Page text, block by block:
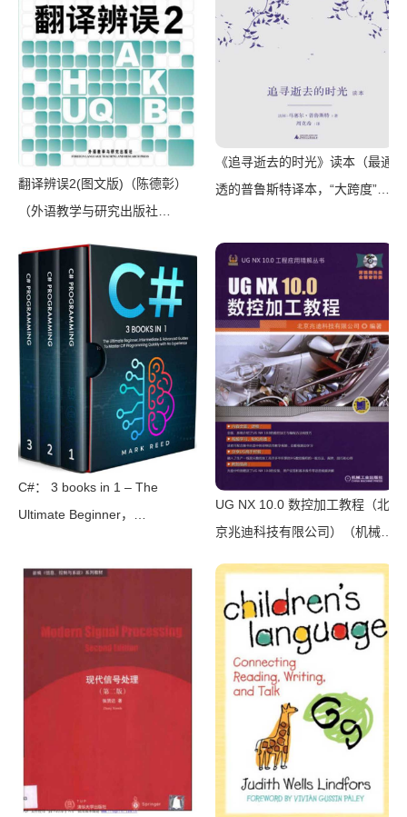
翻译辨误2(图文版)（陈德彰）
（外语教学与研究出版社
《追寻逝去的时光》读本（最通
透的普鲁斯特译本，“大跨度”节
罗斯特纸上展览》）（【法】马
塞尔•普鲁斯特，周克希译）
（广西师范大学出版社 2015）
C#： 3 books in 1 – The
Ultimate Beginner，
Guides to Master C#
Experience（Mark Reed）
UG NX 10.0 数控加工教程（北
京兆迪科技有限公司）（机械工